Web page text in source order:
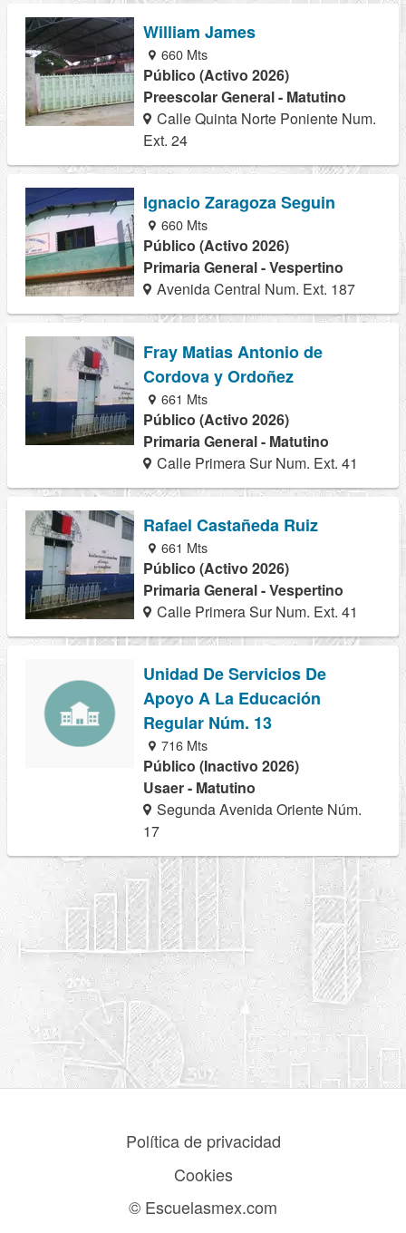
William James
660 Mts
Público (Activo 2026)
Preescolar General - Matutino
Calle Quinta Norte Poniente Num.
Ext. 24
Ignacio Zaragoza Seguin
660 Mts
Público (Activo 2026)
Primaria General - Vespertino
Avenida Central Num. Ext. 187
Fray Matias Antonio de
Cordova y Ordoñez
661 Mts
Público (Activo 2026)
Primaria General - Matutino
Calle Primera Sur Num. Ext. 41
Rafael Castañeda Ruiz
661 Mts
Público (Activo 2026)
Primaria General - Vespertino
Calle Primera Sur Num. Ext. 41
Unidad De Servicios De
Apoyo A La Educación
Regular Núm. 13
716 Mts
Público (Inactivo 2026)
Usaer - Matutino
Segunda Avenida Oriente Núm.
17
Política de privacidad
Cookies
© Escuelasmex.com